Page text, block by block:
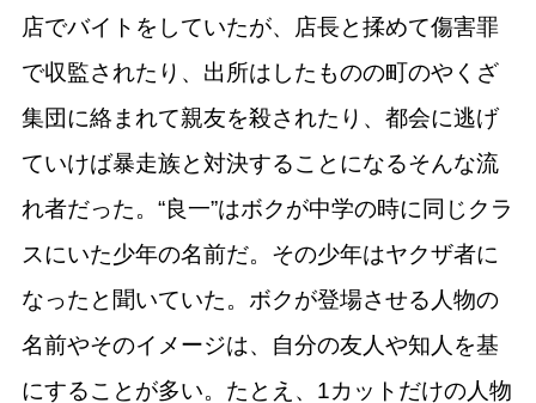
店でバイトをしていたが、店長と揉めて傷害罪
で収監されたり、出所はしたものの町のやくざ
集団に絡まれて親友を殺されたり、都会に逃げ
ていけば暴走族と対決することになるそんな流
れ者だった。“良一”はボクが中学の時に同じクラ
スにいた少年の名前だ。その少年はヤクザ者に
なったと聞いていた。ボクが登場させる人物の
名前やそのイメージは、自分の友人や知人を基
にすることが多い。たとえ、1カットだけの人物